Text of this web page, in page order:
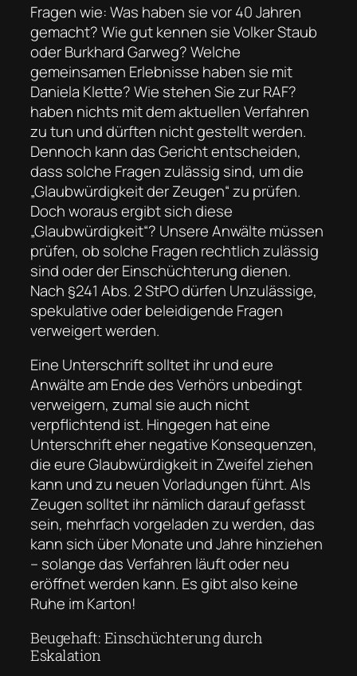
Fragen wie: Was haben sie vor 40 Jahren
gemacht? Wie gut kennen sie Volker Staub
oder Burkhard Garweg? Welche
gemeinsamen Erlebnisse haben sie mit
Daniela Klette? Wie stehen Sie zur RAF?
haben nichts mit dem aktuellen Verfahren
zu tun und dürften nicht gestellt werden.
Dennoch kann das Gericht entscheiden,
dass solche Fragen zulässig sind, um die
„Glaubwürdigkeit der Zeugen“ zu prüfen.
Doch woraus ergibt sich diese
„Glaubwürdigkeit“? Unsere Anwälte müssen
prüfen, ob solche Fragen rechtlich zulässig
sind oder der Einschüchterung dienen.
Nach §241 Abs. 2 StPO dürfen Unzulässige,
spekulative oder beleidigende Fragen
verweigert werden.
Eine Unterschrift solltet ihr und eure
Anwälte am Ende des Verhörs unbedingt
verweigern, zumal sie auch nicht
verpflichtend ist. Hingegen hat eine
Unterschrift eher negative Konsequenzen,
die eure Glaubwürdigkeit in Zweifel ziehen
kann und zu neuen Vorladungen führt. Als
Zeugen solltet ihr nämlich darauf gefasst
sein, mehrfach vorgeladen zu werden, das
kann sich über Monate und Jahre hinziehen
– solange das Verfahren läuft oder neu
eröffnet werden kann. Es gibt also keine
Ruhe im Karton!
Beugehaft: Einschüchterung durch
Eskalation